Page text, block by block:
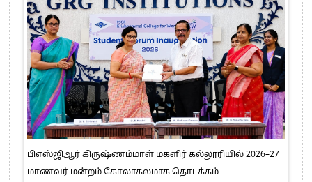
பிஎஸ்ஜிஆர் கிருஷ்ணம்மாள் மகளிர் கல்லூரியில் 2026–27
மாணவர் மன்றம் கோலாகலமாக தொடக்கம்